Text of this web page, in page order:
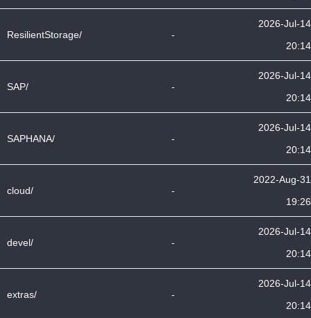
ResilientStorage/ -
2026-Jul-14
20:14
SAP/ -
2026-Jul-14
20:14
SAPHANA/ -
2026-Jul-14
20:14
cloud/ -
2022-Aug-31
19:26
devel/ -
2026-Jul-14
20:14
extras/ -
2026-Jul-14
20:14